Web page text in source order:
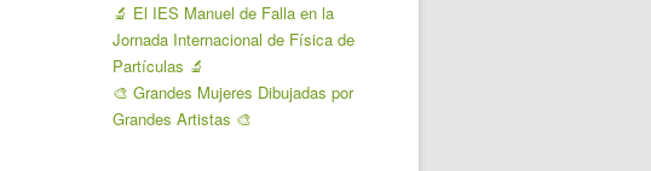
🔬 El IES Manuel de Falla en la
Jornada Internacional de Física de
Partículas 🔬
🎨 Grandes Mujeres Dibujadas por
Grandes Artistas 🎨